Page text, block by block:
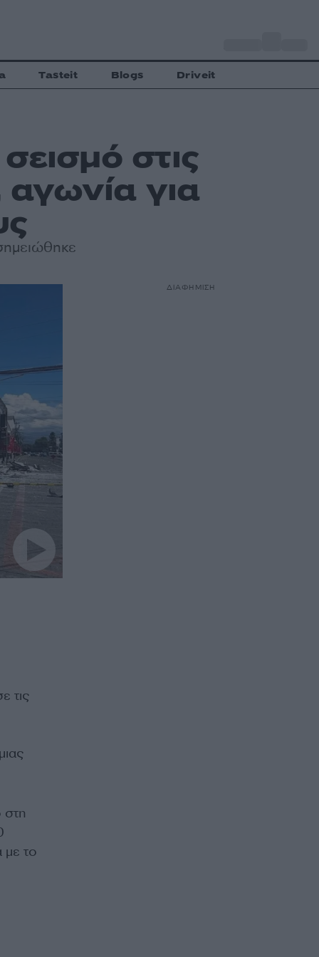
Tasteit Blogs Driveit
στις
αγωνία για
τις
στη
με το
ΔΙΑΦΗΜΙΣΗ